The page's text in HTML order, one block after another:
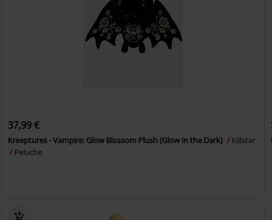
37,99 €
Kreeptures - Vampire: Glow Blossom Plush (Glow in the Dark)
Killstar
Peluche